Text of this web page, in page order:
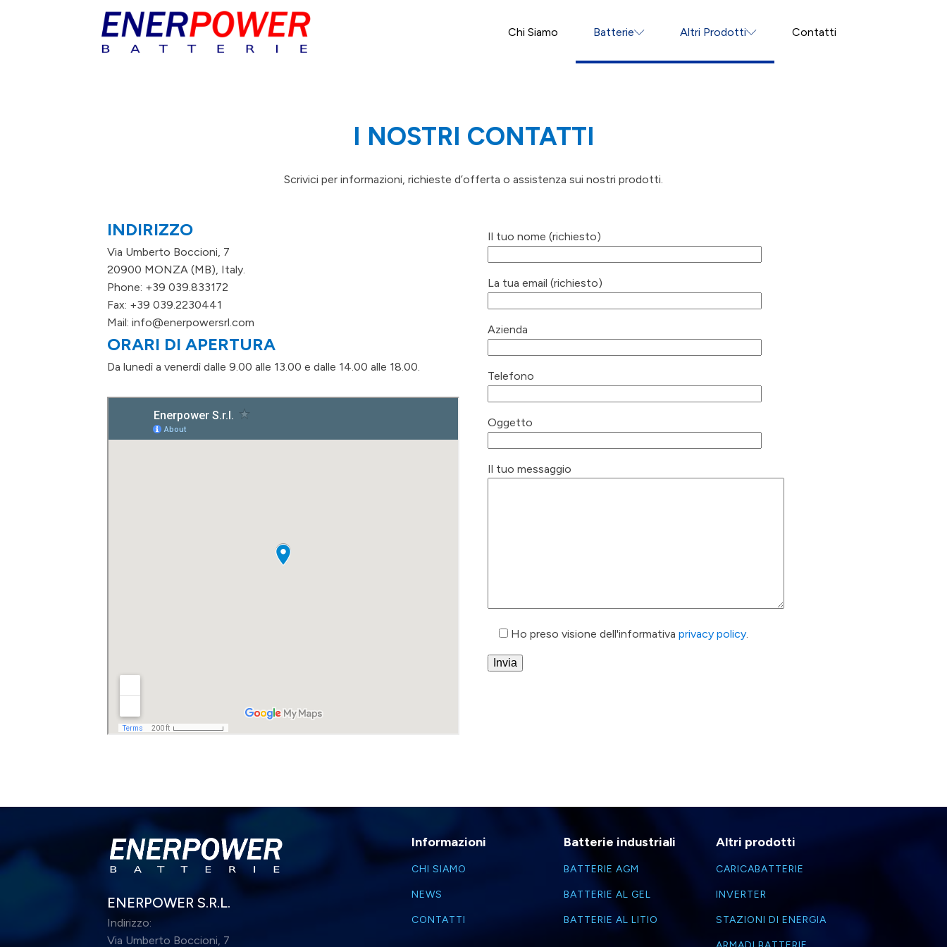
Chi Siamo Batterie Altri Prodotti Contatti
I NOSTRI CONTATTI
Scrivici per informazioni, richieste d’offerta o assistenza sui nostri prodotti.
INDIRIZZO
Via Umberto Boccioni, 7
20900 MONZA (MB), Italy.
Phone: +39 039.833172
Fax: +39 039.2230441
Mail: info@enerpowersrl.com
ORARI DI APERTURA
Da lunedì a venerdì dalle 9.00 alle 13.00 e dalle 14.00 alle 18.00.
Il tuo nome (richiesto)
La tua email (richiesto)
Azienda
Telefono
Oggetto
Il tuo messaggio
Ho preso visione dell'informativa privacy policy.
ENERPOWER S.R.L.
Indirizzo:
Via Umberto Boccioni, 7
Informazioni
CHI SIAMO
NEWS
CONTATTI
Batterie industriali
BATTERIE AGM
BATTERIE AL GEL
BATTERIE AL LITIO
Altri prodotti
CARICABATTERIE
INVERTER
STAZIONI DI ENERGIA